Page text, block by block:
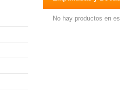
No hay productos en